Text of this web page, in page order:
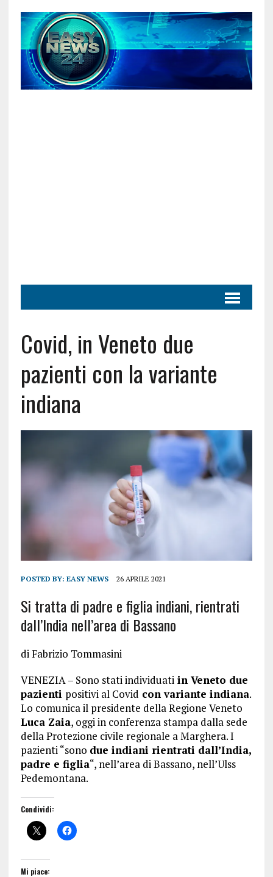
Covid, in Veneto due
pazienti con la variante
indiana
POSTED BY: EASY NEWS 26 APRILE 2021
Si tratta di padre e figlia indiani, rientrati
dall’India nell’area di Bassano
diFabrizio Tommasini
VENEZIA – Sono stati individuatiin Veneto due
pazienti positivi al Covid con variante indiana.
Lo comunica il presidente della Regione Veneto
Luca Zaia, oggi in conferenza stampa dalla sede
della Protezione civile regionale a Marghera. I
pazienti “sono due indiani rientrati dall’India,
padre e figlia“, nell’area di Bassano, nell’Ulss
Pedemontana.
Condividi:
Mi piace: